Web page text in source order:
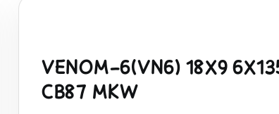
VENOM-6(VN6) 18X9
CB87 MKW